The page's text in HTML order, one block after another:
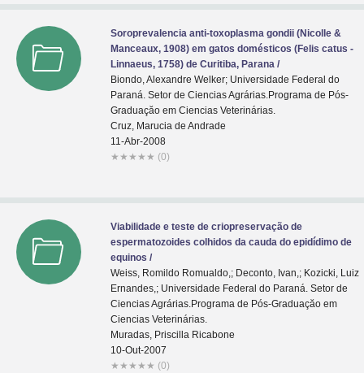
Soroprevalencia anti-toxoplasma gondii (Nicolle &
Manceaux, 1908) em gatos domésticos (Felis catus -
Linnaeus, 1758) de Curitiba, Parana /
Biondo, Alexandre Welker; Universidade Federal do
Paraná. Setor de Ciencias Agrárias.Programa de Pós-
Graduaçăo em Ciencias Veterinárias.
Cruz, Marucia de Andrade
11-Abr-2008
★ ★ ★ ★ ★ (0)
Viabilidade e teste de criopreservação de
espermatozoides colhidos da cauda do epidídimo de
equinos /
Weiss, Romildo Romualdo,; Deconto, Ivan,; Kozicki, Luiz
Ernandes,; Universidade Federal do Paraná. Setor de
Ciencias Agrárias.Programa de Pós-Graduaçăo em
Ciencias Veterinárias.
Muradas, Priscilla Ricabone
10-Out-2007
★ ★ ★ ★ ★ (0)